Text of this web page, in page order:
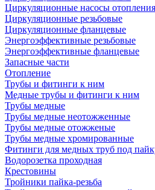
Циркуляционные насосы отопления
Циркуляционные резьбовые
Циркуляционные фланцевые
Энергоэффективные резьбовые
Энергоэффективные фланцевые
Запасные части
Отопление
Трубы и фитинги к ним
Медные трубы и фитинги к ним
Трубы медные
Трубы медные неотожженные
Трубы медные отожженые
Трубы медные хромированные
Фитинги для медных труб под
Водорозетка проходная
Крестовины
Тройники пайка-резьба